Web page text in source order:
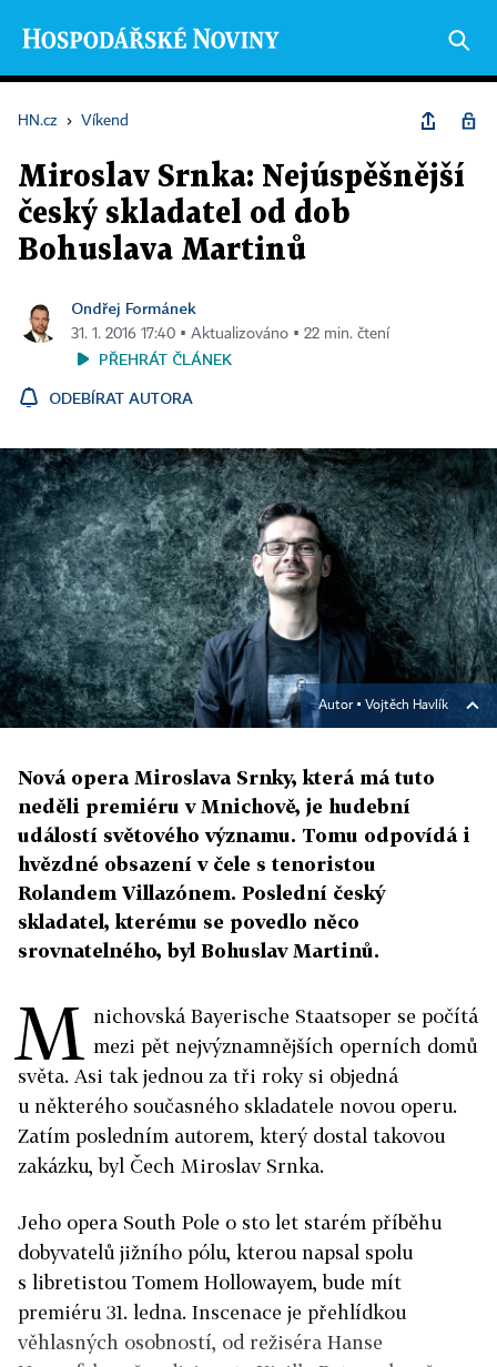
HN.cz › Víkend
Miroslav Srnka: Nejúspěšnější
český skladatel od dob
Bohuslava Martinů
Ondřej Formánek
31. 1. 2016 17:40 ▪ Aktualizováno ▪ 22 min. čtení
PŘEHRÁT ČLÁNEK
ODEBÍRAT AUTORA
Autor ▪ Vojtěch Havlík
Nová opera Miroslava Srnky, která má tuto
neděli premiéru v Mnichově, je hudební
událostí světového významu. Tomu odpovídá i
hvězdné obsazení v čele s tenoristou
Rolandem Villazónem. Poslední český
skladatel, kterému se povedlo něco
srovnatelného, byl Bohuslav Martinů.
M nichovská Bayerische Staatsoper se počítá
mezi pět nejvýznamnějších operních domů
světa. Asi tak jednou za tři roky si objedná
u některého současného skladatele novou operu.
Zatím posledním autorem, který dostal takovou
zakázku, byl Čech Miroslav Srnka.
Jeho opera South Pole o sto let starém příběhu
dobyvatelů jižního pólu, kterou napsal spolu
s libretistou Tomem Hollowayem, bude mít
premiéru 31. ledna. Inscenace je přehlídkou
věhlasných osobností, od režiséra Hanse